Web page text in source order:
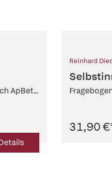
ApBet...
Reinhard
31,90 €